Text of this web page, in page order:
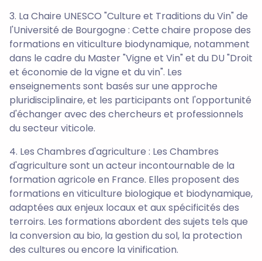
3. La Chaire UNESCO "Culture et Traditions du Vin" de
l'Université de Bourgogne : Cette chaire propose des
formations en viticulture biodynamique, notamment
dans le cadre du Master "Vigne et Vin" et du DU "Droit
et économie de la vigne et du vin". Les
enseignements sont basés sur une approche
pluridisciplinaire, et les participants ont l'opportunité
d'échanger avec des chercheurs et professionnels
du secteur viticole.
4. Les Chambres d'agriculture : Les Chambres
d'agriculture sont un acteur incontournable de la
formation agricole en France. Elles proposent des
formations en viticulture biologique et biodynamique,
adaptées aux enjeux locaux et aux spécificités des
terroirs. Les formations abordent des sujets tels que
la conversion au bio, la gestion du sol, la protection
des cultures ou encore la vinification.